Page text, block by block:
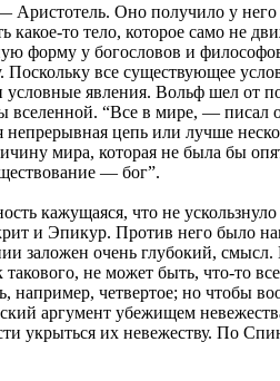
Аристотель. Оно получило у
то тело, которое само не
форму у богословов и
все существующее
условные явления. Вольф шел
вселенной. “Все в мире, —
цепь или лучше
мира, которая не была бы
— бог”.
кажущаяся, что не
и Эпикур. Против него было
заложен очень глубокий,
не может быть, что-то
например, четвертое; но чтобы
аргумент убежищем
укрыться их невежеству. По